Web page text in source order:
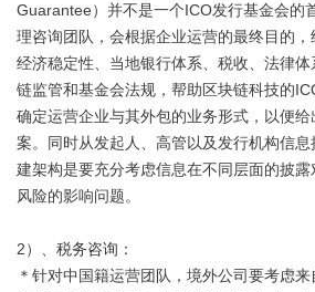
Guarantee）并不是一个ICO发行基金会的
理咨询团队，会根据企业运营的最终目的，
经济稳定性、当地银行体系、税收、法律
链监管和基金会法规，帮助区块链科技的
确定运营企业与其外包的业务形式，以便
案。同时从发起人、高管以及发行机构信
建架构是要充分考虑信息在不同层面的披
风险的影响问题。
2）、 税务咨询 ：
＊针对中国籍运营团队，境外公司要考虑